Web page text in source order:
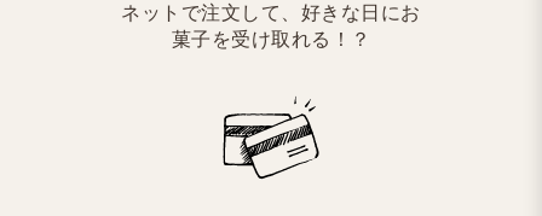
ネットで注文して、好きな日にお
菓子を受け取れる！？